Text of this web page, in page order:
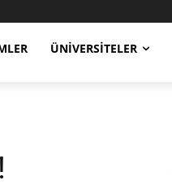
ÜNIVERSITELER